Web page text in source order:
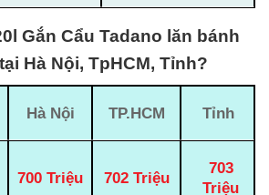
Gắn Cẩu Tadano lăn bánh
Hà Nội, TpHCM, Tỉnh?
Hà Nội TP.HCM Tỉnh
700 Triệu 702 Triệu
703
Triệu